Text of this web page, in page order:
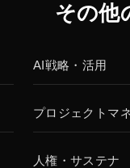
その他
AI戦略・活用
プロジェクトマ
人権・サステナ